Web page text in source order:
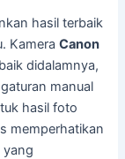
hasil terbaik
KameraCanon
didalamnya,
manual
hasil foto
memperhatikan
yang